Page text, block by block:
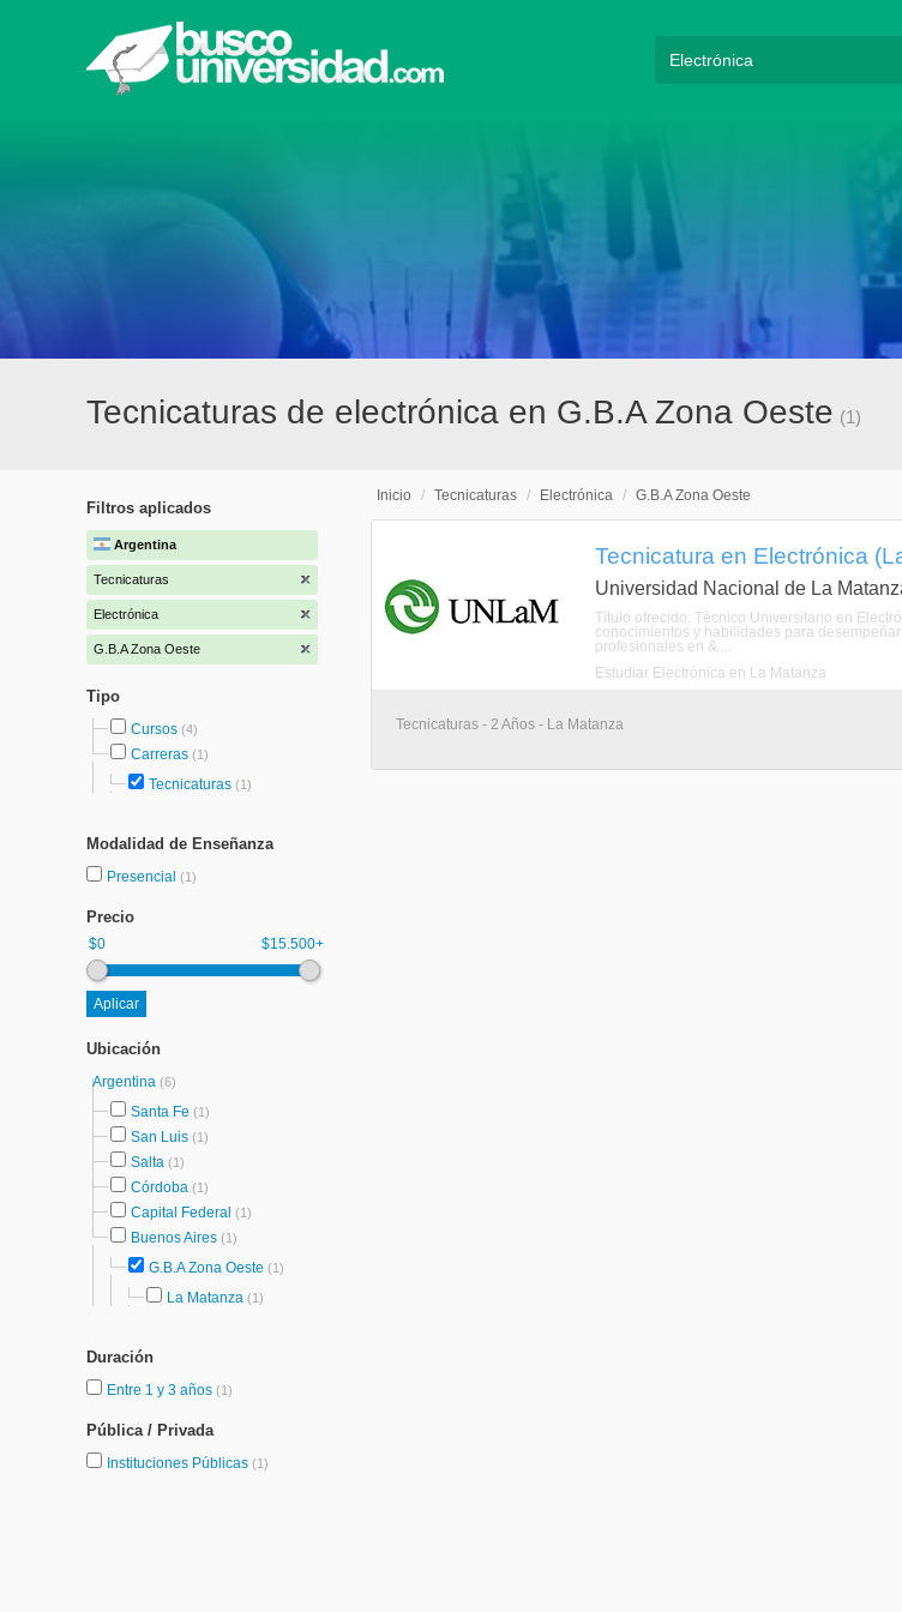
Tecnicaturas de electrónica en G.B.A Zona Oeste (1)
Filtros aplicados
Argentina
Tecnicaturas
Electrónica
G.B.A Zona Oeste
Tipo
Cursos (4)
Carreras (1)
Tecnicaturas (1)
Modalidad de Enseñanza
Presencial (1)
Precio
$0 $15.500+
Ubicación
Argentina (6)
Santa Fe (1)
San Luis (1)
Salta (1)
Córdoba (1)
Capital Federal (1)
Buenos Aires (1)
G.B.A Zona Oeste (1)
La Matanza (1)
Duración
Entre 1 y 3 años (1)
Pública / Privada
Instituciones Públicas (1)
Inicio / Tecnicaturas / Electrónica / G.B.A Zona Oeste
Tecnicatura en Electrónica
Universidad Nacional de La
Título ofrecido: Técnico Universitario en
conocimientos y habilidades para
profesionales en & ...
Estudiar Electrónica en La Matanza
Tecnicaturas - 2 Años - La Matanza